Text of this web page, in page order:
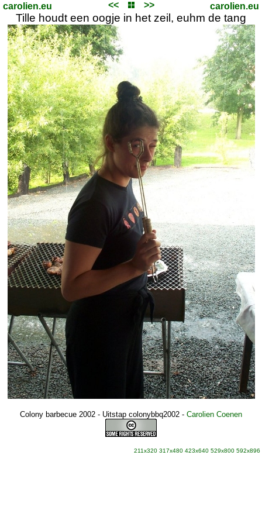
carolien.eu << >> carolien.eu
Tille houdt een oogje in het zeil, euhm de tang
Colony barbecue 2002 - Uitstap colonybbq2002 - Carolien Coenen
211x320 317x480 423x640 529x800 592x896